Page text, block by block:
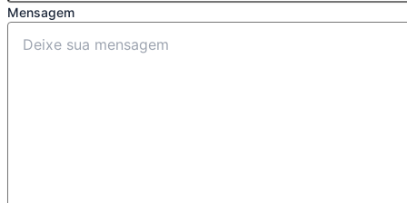
Mensagem